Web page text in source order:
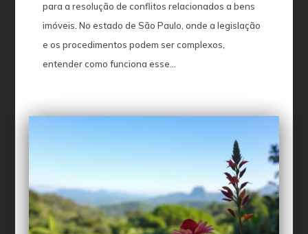
para a resolução de conflitos relacionados a bens
imóveis. No estado de São Paulo, onde a legislação
e os procedimentos podem ser complexos,
entender como funciona esse...